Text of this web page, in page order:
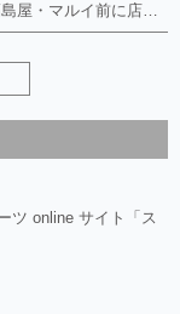
ブランドハンズ難波店は戎橋商店街、高島屋・マルイ前に店舗があります！ ボロボロのルイヴィトン、エルメス、シャネルも高価買取！！ ぼろぼろのものでもブランドハンズなら高くお買取り致します！ ブランド香水や化粧品、動かない時計、ロレックスは特に高価買取です。 貴金属や宝石、ダイヤモンドの鑑定書がないものでもしっかり見させて頂きます。 是非お気軽にお越しください。
ツ online サイト「ス